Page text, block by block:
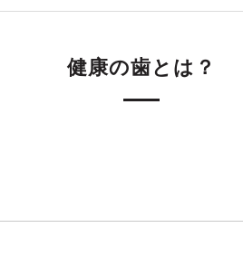
健康の歯とは？